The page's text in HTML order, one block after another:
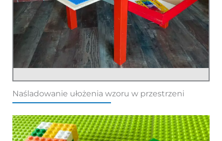
Naśladowanie ułożenia wzoru w przestrzeni